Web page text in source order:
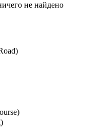
не найдено